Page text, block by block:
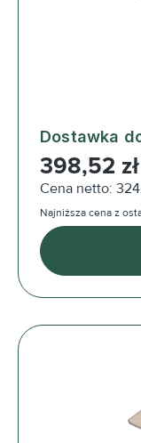
Dostawka
Cena regularna:
398,52 zł
Cena netto:
Najniższa cena z